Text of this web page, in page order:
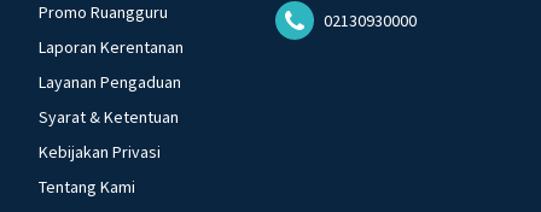
Promo Ruangguru
Laporan Kerentanan
Layanan Pengaduan
Syarat & Ketentuan
Kebijakan Privasi
Tentang Kami
02130930000